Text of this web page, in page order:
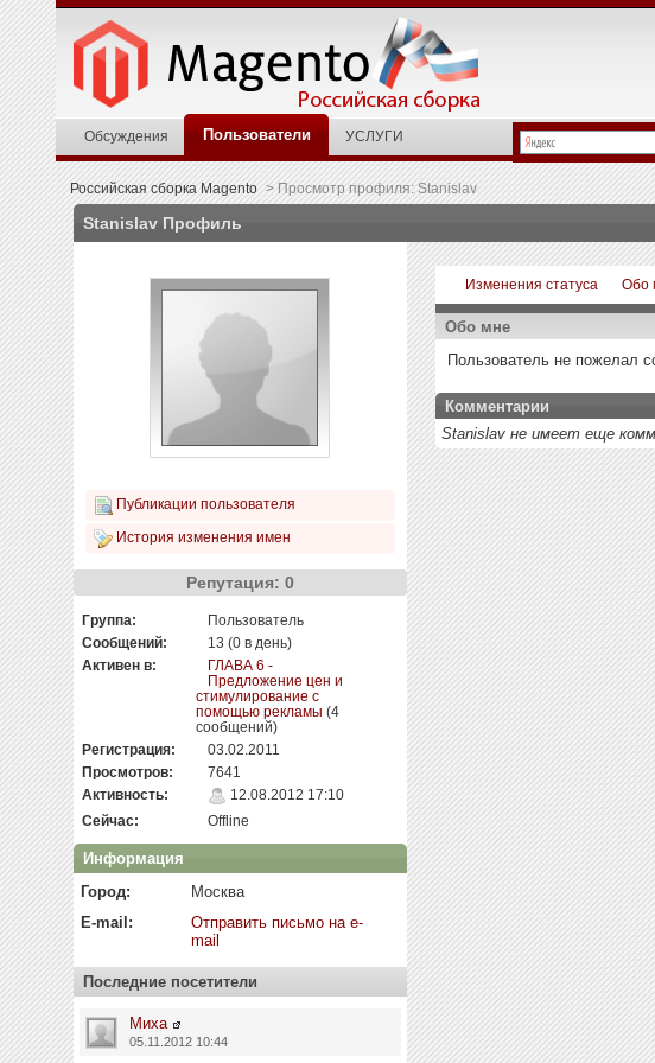
Обсуждения Пользователи УСЛУГИ
Российская сборка Magento >Просмотр профиля: Stanislav
Stanislav Профиль
Публикации пользователя
История изменения имен
Репутация: 0
Группа:
Пользователь
Сообщений:
13 (0 в день)
Активен в:
ГЛАВА 6 -
Предложение цен и
стимулирование с
помощью рекламы (4
сообщений)
Регистрация:
03.02.2011
Просмотров:
7641
Активность:
12.08.2012 17:10
Сейчас:
Offline
Информация
Город:
Москва
E-mail:
Отправить письмо на e-
mail
Последние посетители
Миха
05.11.2012 10:44
Изменения статуса Обо
Обо мне
Пользователь не пожелал
Комментарии
Stanislav не имеет еще